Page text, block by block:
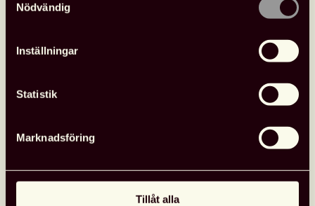
Nödvändig
Inställningar
Statistik
Marknadsföring
Tillåt alla
Läs hela programmet här, öppnas i nytt fönster.
Extern arrangör